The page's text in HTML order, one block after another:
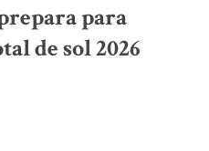
para
de sol 2026